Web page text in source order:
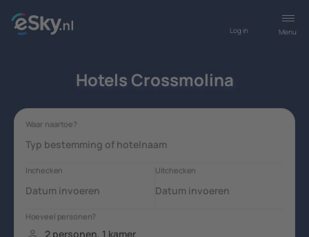
Menu
Log in
Hotels Crossmolina